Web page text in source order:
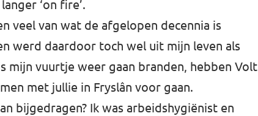
‘on fire’.
veel van wat de afgelopen decennia is
werd daardoor toch wel uit mijn leven als
mijn vuurtje weer gaan branden, hebben Volt
met jullie in Fryslân voor gaan.
bijgedragen? Ik was arbeidshygiënist en